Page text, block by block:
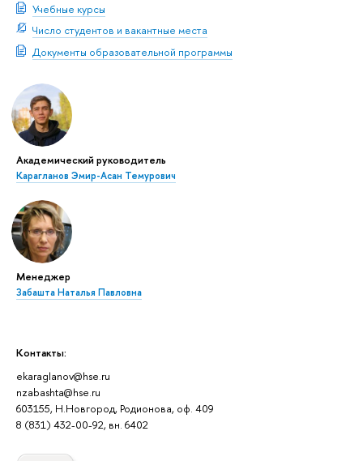
Учебные курсы
Число студентов и вакантные места
Документы образовательной программы
Академический руководитель
Карагланов Эмир-Асан Темурович
Менеджер
Забашта Наталья Павловна
Контакты:
ekaraglanov@hse.ru
nzabashta@hse.ru
603155, Н.Новгород, Родионова, оф. 409
8 (831) 432-00-92, вн. 6402